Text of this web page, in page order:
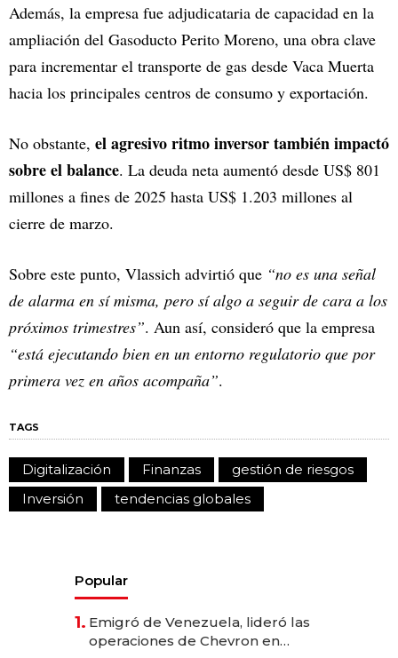
Además, la empresa fue adjudicataria de capacidad en la
ampliación del Gasoducto Perito Moreno, una obra clave
para incrementar el transporte de gas desde Vaca Muerta
hacia los principales centros de consumo y exportación.
No obstante, el agresivo ritmo inversor también impactó
sobre el balance. La deuda neta aumentó desde US$ 801
millones a fines de 2025 hasta US$ 1.203 millones al
cierre de marzo.
Sobre este punto, Vlassich advirtió que “no es una señal
de alarma en sí misma, pero sí algo a seguir de cara a los
próximos trimestres”. Aun así, consideró que la empresa
“está ejecutando bien en un entorno regulatorio que por
primera vez en años acompaña”.
TAGS
Digitalización Finanzas
gestión de riesgos
Inversión
tendencias globales
Popular
1. Emigró de Venezuela, lideró las
operaciones de Chevron en